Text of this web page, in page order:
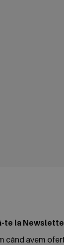
te la
când avem